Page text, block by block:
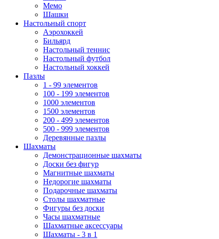
Мемо
Шашки
Настольный спорт
Аэрохоккей
Бильярд
Настольный теннис
Настольный футбол
Настольный хоккей
Пазлы
1 - 99 элементов
100 - 199 элементов
1000 элементов
1500 элементов
200 - 499 элементов
500 - 999 элементов
Деревянные пазлы
Шахматы
Демонстрационные шахматы
Доски без фигур
Магнитные шахматы
Недорогие шахматы
Подарочные шахматы
Столы шахматные
Фигуры без доски
Часы шахматные
Шахматные аксессуары
Шахматы - 3 в 1